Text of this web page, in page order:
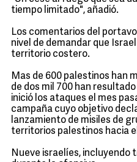
tiempo limitado", añadió.
Los comentarios del
nivel de demandar que
territorio costero.
Mas de 600 palestinos han
de dos mil 700 han
inició los ataques el mes
campaña cuyo objetivo
lanzamiento de misiles de
territorios palestinos hacia
Nueve israelíes, incluyendo